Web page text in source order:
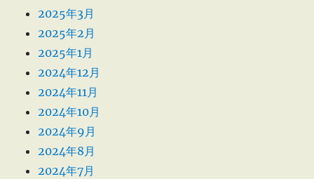
2025年3月
2025年2月
2025年1月
2024年12月
2024年11月
2024年10月
2024年9月
2024年8月
2024年7月